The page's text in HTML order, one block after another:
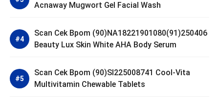
Acnaway Mugwort Gel Facial Wash
Scan Cek Bpom (90)NA18221901080(91)250406
Beauty Lux Skin White AHA Body Serum
Scan Cek Bpom (90)SI225008741 Cool-Vita
Multivitamin Chewable Tablets